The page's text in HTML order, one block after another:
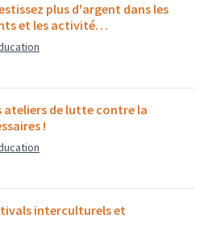
plus d'argent dans les
et les activité…
ateliers de lutte contre la
!
interculturels et